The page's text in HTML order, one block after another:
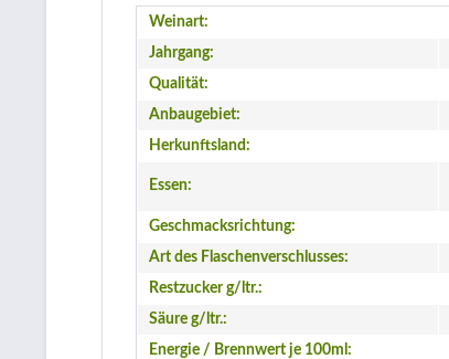
Weinart:
Jahrgang:
Qualität:
Anbaugebiet:
Herkunftsland:
Essen:
Geschmacksrichtung:
Art des Flaschenverschlusses:
Restzucker g/ltr.:
Säure g/ltr.:
Energie / Brennwert je 100ml: